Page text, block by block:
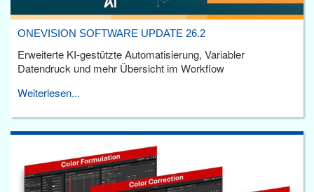
ONEVISION SOFTWARE UPDATE 26.2
Erweiterte KI-gestützte Automatisierung, Variabler
Datendruck und mehr Übersicht im Workflow
Weiterlesen...